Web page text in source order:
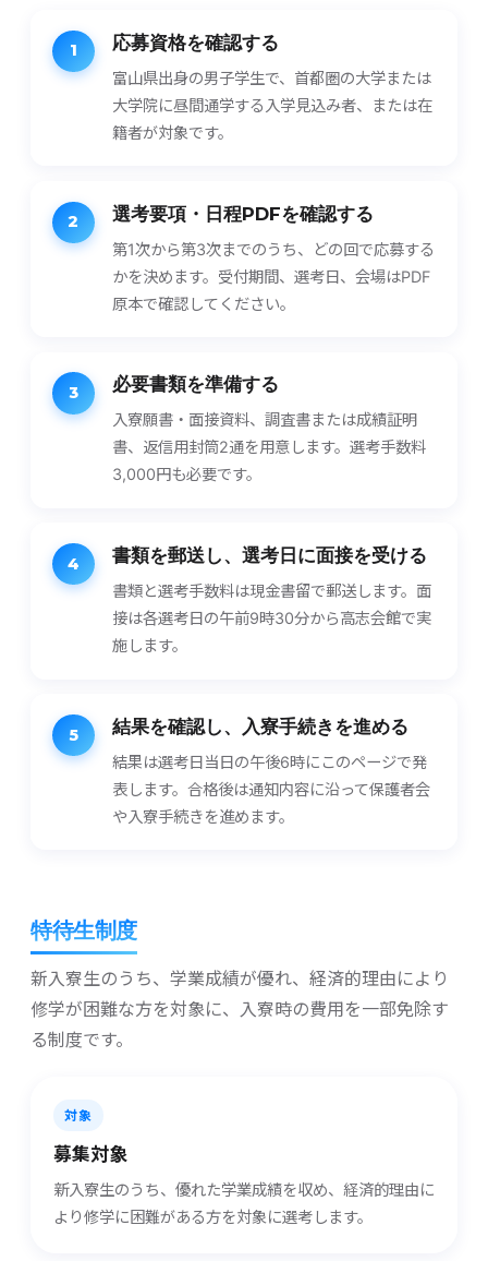
1 応募資格を​確認する
富山県出身の男子学生で、首都圏の大学または
大学院に昼間通学する入学見込み者、または在
籍者が対象です。
2 選考要項・​日程PDFを​確認する
第1次から第3次までのうち、どの回で応募する
かを決めます。受付期間、選考日、会場はPDF
原本で確認してください。
3 必要書類を​準備する
入寮願書・面接資料、調査書または成績証明
書、返信用封筒2通を用意します。選考手数料
3,000円も必要です。
4 書類を​郵送し、​選考日に​面接を​受ける
書類と選考手数料は現金書留で郵送します。面
接は各選考日の午前9時30分から高志会館で実
施します。
5 結果を​確認し、​入寮手​続きを​進める
結果は選考日当日の午後6時にこのページで発
表します。合格後は通知内容に沿って保護者会
や入寮手続きを進めます。
特待生制度
新入寮生のうち、学業成績が優れ、経済的理由により
修学が困難な方を対象に、入寮時の費用を一部免除す
る制度です。
対象
募集対象
新入寮生のうち、優れた学業成績を収め、経済的理由に
より修学に困難がある方を対象に選考します。